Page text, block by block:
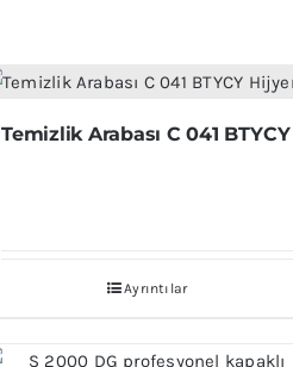
Temizlik Arabası C 041 BTYCY
Ayrıntılar